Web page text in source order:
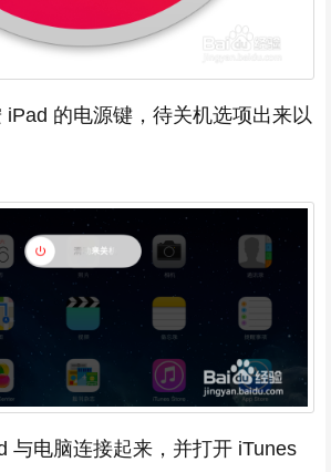
iPad 的电源键，待关机选项出来以
与电脑连接起来，并打开 iTunes